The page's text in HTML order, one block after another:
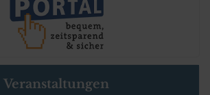
Veranstaltungen